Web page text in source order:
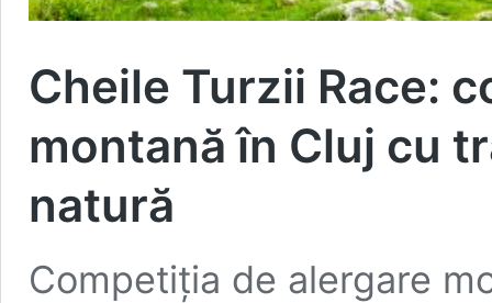
Cheile Turzii Race:
montană în Cluj cu
natură
Competiția de alergare